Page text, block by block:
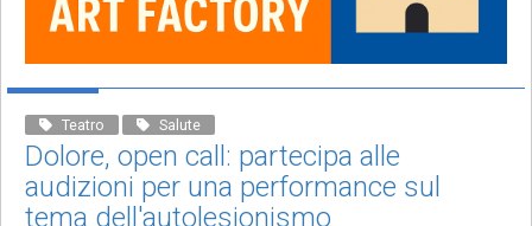
Teatro Salute
Dolore, open call: partecipa alle
audizioni per una performance sul
tema dell'autolesionismo